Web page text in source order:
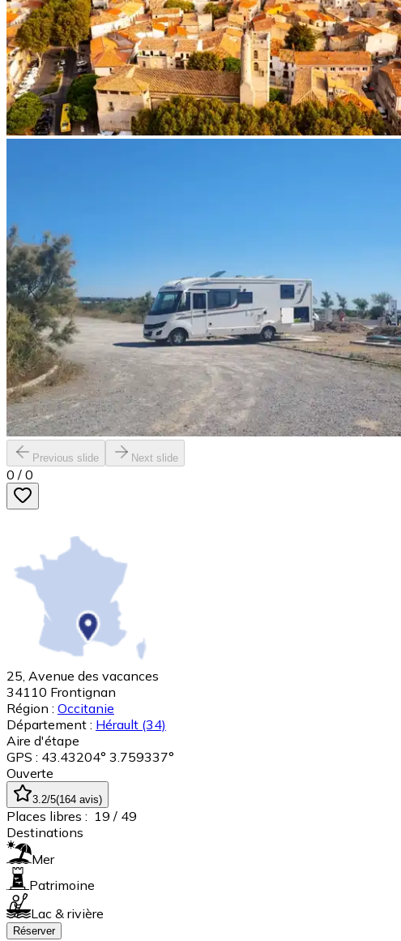
Previous slide Next slide
0 / 0
25, Avenue des vacances
34110 Frontignan
Région : Occitanie
Département : Hérault (34)
Aire d'étape
GPS : 43.43204° 3.759337°
Ouverte
3.2/5(164 avis)
Places libres : 19 / 49
Destinations
Mer
Patrimoine
Lac & rivière
Réserver